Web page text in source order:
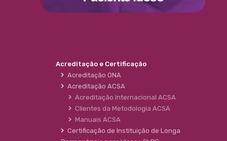
Acreditação e Certificação
Acreditação ONA
Acreditação ACSA
Acreditação Internacional ACSA
Clientes da Metodologia ACSA
Manuais ACSA
Certificação de Instituição de Longa